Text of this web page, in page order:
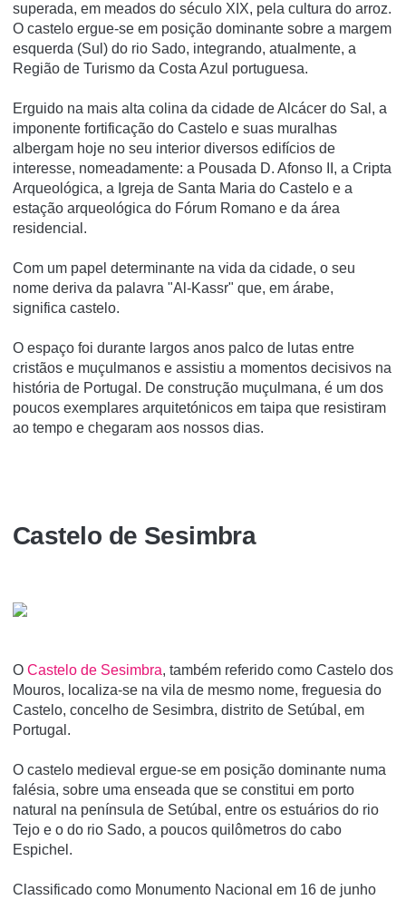
superada, em meados do século XIX, pela cultura do arroz.
O castelo ergue-se em posição dominante sobre a margem
esquerda (Sul) do rio Sado, integrando, atualmente, a
Região de Turismo da Costa Azul portuguesa.
Erguido na mais alta colina da cidade de Alcácer do Sal, a
imponente fortificação do Castelo e suas muralhas
albergam hoje no seu interior diversos edifícios de
interesse, nomeadamente: a Pousada D. Afonso II, a Cripta
Arqueológica, a Igreja de Santa Maria do Castelo e a
estação arqueológica do Fórum Romano e da área
residencial.
Com um papel determinante na vida da cidade, o seu
nome deriva da palavra "Al-Kassr" que, em árabe,
significa castelo.
O espaço foi durante largos anos palco de lutas entre
cristãos e muçulmanos e assistiu a momentos decisivos na
história de Portugal. De construção muçulmana, é um dos
poucos exemplares arquitetónicos em taipa que resistiram
ao tempo e chegaram aos nossos dias.
Castelo de Sesimbra
O Castelo de Sesimbra, também referido como Castelo dos
Mouros, localiza-se na vila de mesmo nome, freguesia do
Castelo, concelho de Sesimbra, distrito de Setúbal, em
Portugal.
O castelo medieval ergue-se em posição dominante numa
falésia, sobre uma enseada que se constitui em porto
natural na pení­nsula de Setúbal, entre os estuários do rio
Tejo e o do rio Sado, a poucos quilômetros do cabo
Espichel.
Classificado como Monumento Nacional em 16 de junho